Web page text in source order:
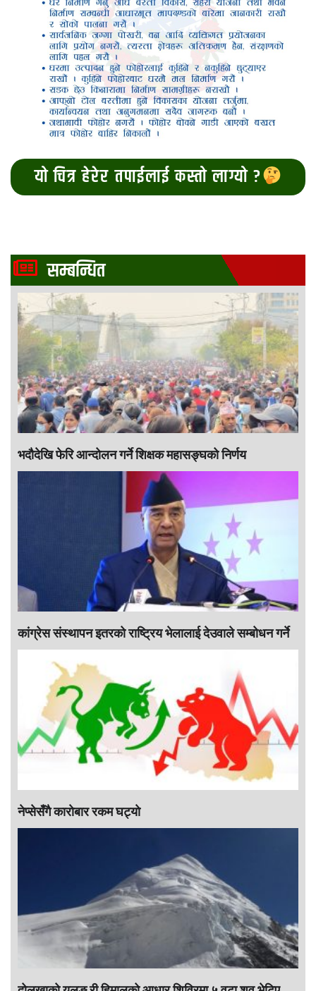
यो चित्र हेरेर तपाईलाई कस्तो लाग्यो ?
सम्बन्धित
भदौदेखि फेरि आन्दोलन गर्ने शिक्षक महासङ्घको निर्णय
कांग्रेस संस्थापन इतरको राष्ट्रिय भेलालाई देउवाले सम्बोधन गर्ने
नेप्सेसँगै काराेबार रकम घट्याे